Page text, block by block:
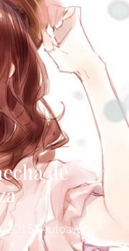
de
2015 |Autoayuda